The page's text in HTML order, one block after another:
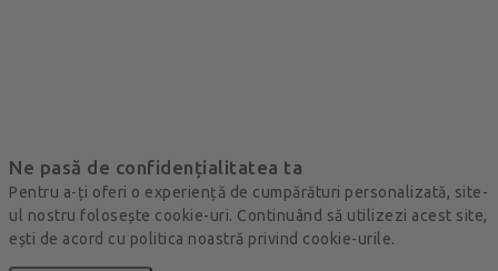
Ne pasă de confidențialitatea ta
Pentru a-ți oferi o experiență de cumpărături personalizată, site-
ul nostru folosește cookie-uri. Continuând să utilizezi acest site,
ești de acord cu politica noastră privind cookie-urile.